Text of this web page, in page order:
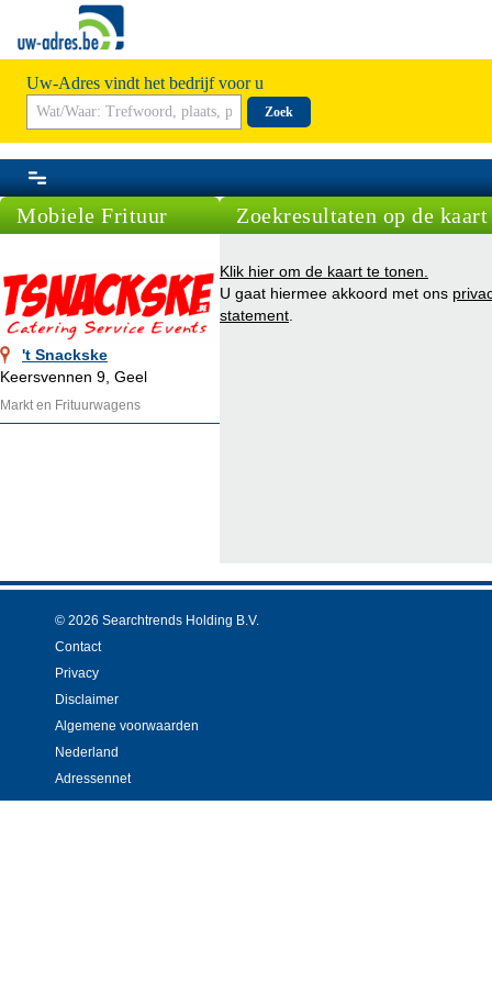
Uw-Adres vindt het bedrijf voor u
Zoek
Mobiele Frituur
't Snackske
Keersvennen 9, Geel
Markt en Frituurwagens
Zoekresultaten op de kaart
Klik hier om de kaart te tonen.
U gaat hiermee akkoord met ons
statement
© 2026 Searchtrends Holding B.V.
Contact
Privacy
Disclaimer
Algemene voorwaarden
Nederland
Adressennet